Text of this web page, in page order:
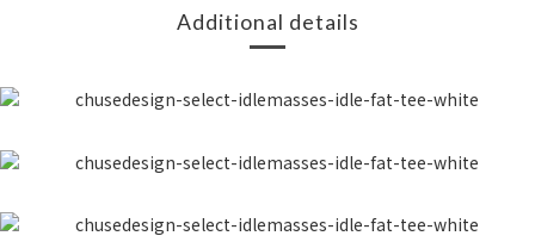
Additional details